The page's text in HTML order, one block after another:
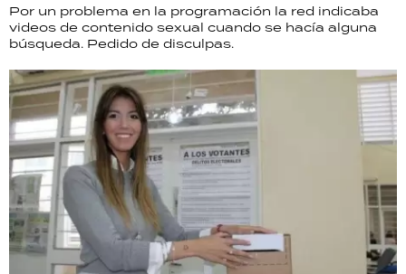
Por un problema en la programación la red indicaba
videos de contenido sexual cuando se hacía alguna
búsqueda. Pedido de disculpas.